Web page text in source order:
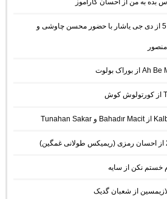
بده به من از احسان کاراموز
دانلود آهنگ ریمیکس زلزله 5 از دی جی یاشار با حضور محسن چاوشی و
خستم نکن از سایه
از شعبان گدیک